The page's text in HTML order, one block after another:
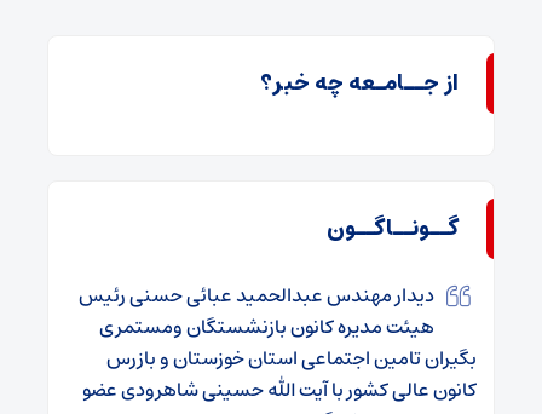
از جــامـعه چه خبر؟
گــونــاگــون
دیدار مهندس عبدالحمید عبائی حسنی رئیس
هیئت مدیره کانون بازنشستگان ومستمری
بگیران تامین اجتماعی استان خوزستان و بازرس
کانون عالی کشور با آیت الله حسینی شاهرودی عضو